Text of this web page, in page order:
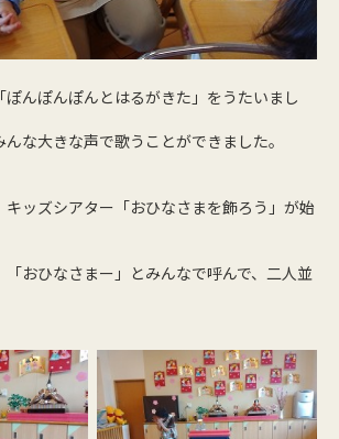
んぽんぽんとはるがきた」をうたいまし
な大きな声で歌うことができました。
ッズシアター「おひなさまを飾ろう」が始
「おひなさまー」とみんなで呼んで、二人並